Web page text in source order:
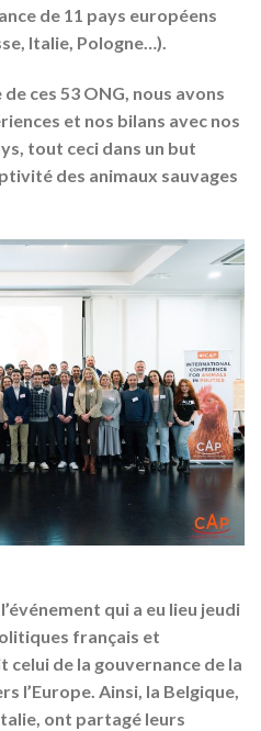
de 11 pays européens
Italie, Pologne…).
ces 53 ONG, nous avons
et nos bilans avec nos
tout ceci dans un but
des animaux sauvages
qui a eu lieu jeudi
français et
de la gouvernance de la
l’Europe. Ainsi, la Belgique,
ont partagé leurs